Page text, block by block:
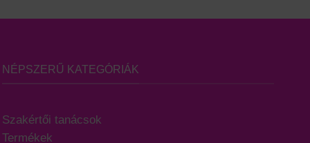
NÉPSZERŰ KATEGÓRIÁK
Szakértői tanácsok
Termékek